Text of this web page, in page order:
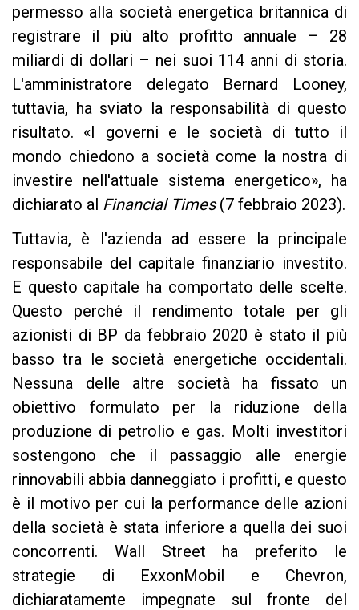
permesso alla società energetica britannica di
registrare il più alto profitto annuale – 28
miliardi di dollari – nei suoi 114 anni di storia.
L'amministratore delegato Bernard Looney,
tuttavia, ha sviato la responsabilità di questo
risultato. «I governi e le società di tutto il
mondo chiedono a società come la nostra di
investire nell'attuale sistema energetico», ha
dichiarato al Financial Times(7 febbraio 2023).
Tuttavia, è l'azienda ad essere la principale
responsabile del capitale finanziario investito.
E questo capitale ha comportato delle scelte.
Questo perché il rendimento totale per gli
azionisti di BP da febbraio 2020 è stato il più
basso tra le società energetiche occidentali.
Nessuna delle altre società ha fissato un
obiettivo formulato per la riduzione della
produzione di petrolio e gas. Molti investitori
sostengono che il passaggio alle energie
rinnovabili abbia danneggiato i profitti, e questo
è il motivo per cui la performance delle azioni
della società è stata inferiore a quella dei suoi
concorrenti. Wall Street ha preferito le
strategie di ExxonMobil e Chevron,
dichiaratamente impegnate sul fronte del